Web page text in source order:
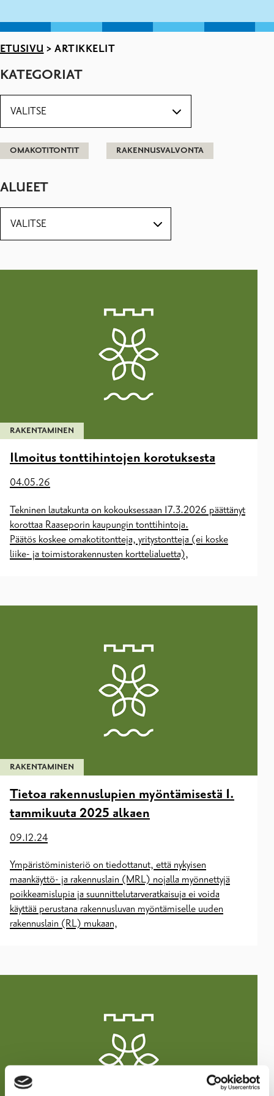
ETUSIVU > ARTIKKELIT
KATEGORIAT
OMAKOTITONTIT RAKENNUSVALVONTA
ALUEET
RAKENTAMINEN
Ilmoitus tonttihintojen korotuksesta
04.05.26
Tekninen lautakunta on kokouksessaan 17.3.2026 päättänyt
korottaa Raaseporin kaupungin tonttihintoja.
Päätös koskee omakotitontteja, yritystontteja (ei koske
liike- ja toimistorakennusten korttelialuetta),
RAKENTAMINEN
Tietoa rakennuslupien myöntämisestä 1.
tammikuuta 2025 alkaen
09.12.24
Ympäristöministeriö on tiedottanut, että nykyisen
maankäyttö- ja rakennuslain (MRL) nojalla myönnettyjä
poikkeamislupia ja suunnittelutarveratkaisuja ei voida
käyttää perustana rakennusluvan myöntämiselle uuden
rakennuslain (RL) mukaan,